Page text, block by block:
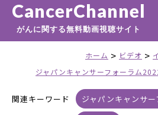
CancerChannel
がんに関する無料動画視聴サイト
ホーム > ビデオ >
ジャパンキャンサーフォーラム
関連キーワード
ジャパンキャンサ